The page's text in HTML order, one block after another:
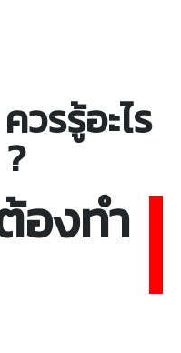
วรรู้อะไร
องทำ